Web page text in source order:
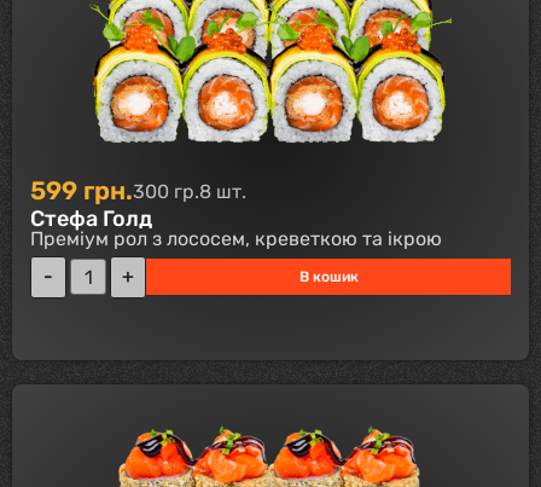
599 грн.300 гр.8 шт.
Стефа Голд
Преміум рол з лососем, креветкою та ікрою
В кошик